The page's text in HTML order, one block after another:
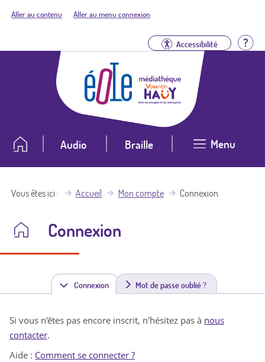
Aller au contenu Aller au menu connexion
Accessibilité
Audio Braille Menu
Vous êtes ici Accueil Mon compte Connexion
Connexion
Connexion(
n
Mot de passe oublié ?
Si vous n'êtes pas encore inscrit, n'hésitez pas à nous
contacter.
Aide : Comment se connecter ?